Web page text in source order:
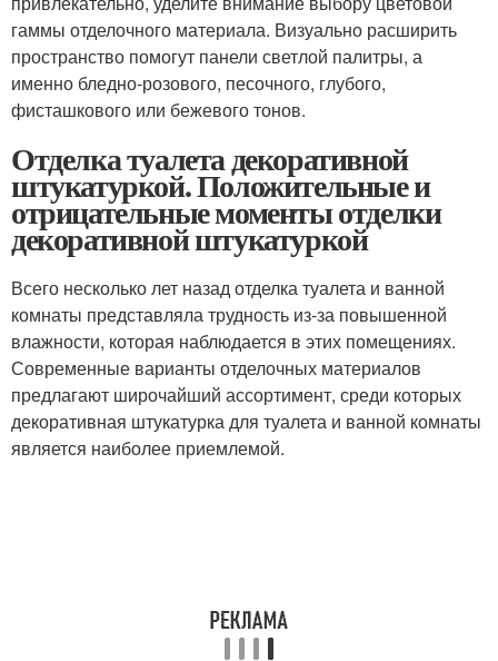
гаммы отделочного материала. Визуально расширить
пространство помогут панели светлой палитры, а
именно бледно-розового, песочного, глубого,
фисташкового или бежевого тонов.
Отделка туалета декоративной
штукатуркой. Положительные и
отрицательные моменты отделки
декоративной штукатуркой
Всего несколько лет назад отделка туалета и ванной
комнаты представляла трудность из-за повышенной
влажности, которая наблюдается в этих помещениях.
Современные варианты отделочных материалов
предлагают широчайший ассортимент, среди которых
декоративная штукатурка для туалета и ванной комнаты
является наиболее приемлемой.